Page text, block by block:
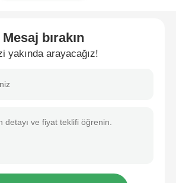
Mesaj bırakın
yakında arayacağız!